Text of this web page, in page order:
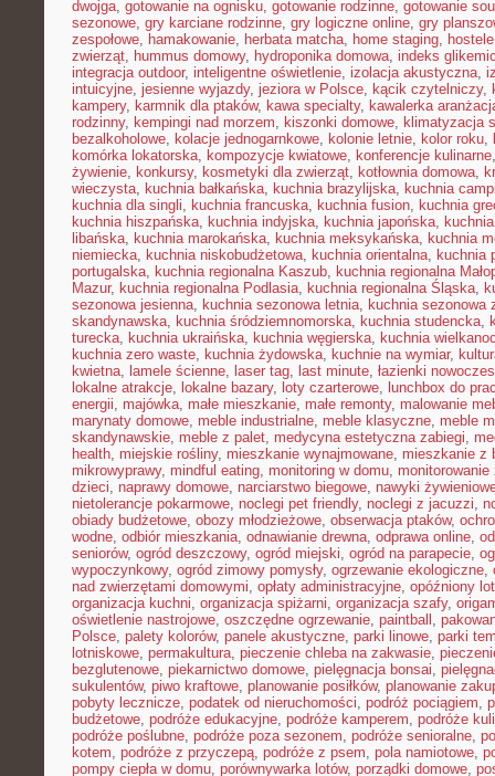
dwojga, gotowanie na ognisku, gotowanie rodzinne, gotowanie
sezonowe, gry karciane rodzinne, gry logiczne online, gry
zespołowe, hamakowanie, herbata matcha, home staging,
zwierząt, hummus domowy, hydroponika domowa, indeks
integracja outdoor, inteligentne oświetlenie, izolacja akustyczna,
intuicyjne, jesienne wyjazdy, jeziora w Polsce, kącik czytelniczy,
kampery, karmnik dla ptaków, kawa specialty, kawalerka
rodzinny, kempingi nad morzem, kiszonki domowe, klimatyzacja
bezalkoholowe, kolacje jednogarnkowe, kolonie letnie, kolor roku,
komórka lokatorska, kompozycje kwiatowe, konferencje kulinarne
żywienie, konkursy, kosmetyki dla zwierząt, kotłownia domowa,
wieczysta, kuchnia bałkańska, kuchnia brazylijska, kuchnia
kuchnia dla singli, kuchnia francuska, kuchnia fusion, kuchnia
kuchnia hiszpańska, kuchnia indyjska, kuchnia japońska,
libańska, kuchnia marokańska, kuchnia meksykańska, kuchnia
niemiecka, kuchnia niskobudżetowa, kuchnia orientalna, kuchnia
portugalska, kuchnia regionalna Kaszub, kuchnia regionalna
Mazur, kuchnia regionalna Podlasia, kuchnia regionalna Śląska,
sezonowa jesienna, kuchnia sezonowa letnia, kuchnia sezonowa
skandynawska, kuchnia śródziemnomorska, kuchnia studencka,
turecka, kuchnia ukraińska, kuchnia węgierska, kuchnia
kuchnia zero waste, kuchnia żydowska, kuchnie na wymiar,
kwietna, lamele ścienne, laser tag, last minute, łazienki
lokalne atrakcje, lokalne bazary, loty czarterowe, lunchbox do
energii, majówka, małe mieszkanie, małe remonty, malowanie
marynaty domowe, meble industrialne, meble klasyczne, meble
skandynawskie, meble z palet, medycyna estetyczna zabiegi,
health, miejskie rośliny, mieszkanie wynajmowane, mieszkanie z
mikrowyprawy, mindful eating, monitoring w domu, monitorowanie
dzieci, naprawy domowe, narciarstwo biegowe, nawyki
nietolerancje pokarmowe, noclegi pet friendly, noclegi z jacuzzi,
obiady budżetowe, obozy młodzieżowe, obserwacja ptaków,
wodne, odbiór mieszkania, odnawianie drewna, odprawa online,
seniorów, ogród deszczowy, ogród miejski, ogród na parapecie,
wypoczynkowy, ogród zimowy pomysły, ogrzewanie ekologiczne,
nad zwierzętami domowymi, opłaty administracyjne, opóźniony lot
organizacja kuchni, organizacja spiżarni, organizacja szafy,
oświetlenie nastrojowe, oszczędne ogrzewanie, paintball ,
Polsce, palety kolorów, panele akustyczne, parki linowe, parki
lotniskowe, permakultura, pieczenie chleba na zakwasie,
bezglutenowe, piekarnictwo domowe, pielęgnacja bonsai,
sukulentów, piwo kraftowe, planowanie posiłków, planowanie
pobyty lecznicze, podatek od nieruchomości, podróż pociągiem,
budżetowe, podróże edukacyjne, podróże kamperem, podróże
podróże poślubne, podróże poza sezonem, podróże senioralne,
kotem, podróże z przyczepą, podróże z psem, pola namiotowe,
pompy ciepła w domu, porównywarka lotów, porządki domowe,